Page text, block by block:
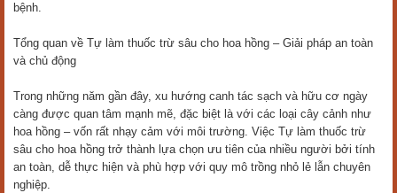
bệnh.
Tổng quan về Tự làm thuốc trừ sâu cho hoa hồng – Giải pháp an toàn
và chủ động
Trong những năm gần đây, xu hướng canh tác sạch và hữu cơ ngày
càng được quan tâm mạnh mẽ, đặc biệt là với các loại cây cảnh như
hoa hồng – vốn rất nhạy cảm với môi trường. Việc Tự làm thuốc trừ
sâu cho hoa hồng trở thành lựa chọn ưu tiên của nhiều người bởi tính
an toàn, dễ thực hiện và phù hợp với quy mô trồng nhỏ lẻ lẫn chuyên
nghiệp.